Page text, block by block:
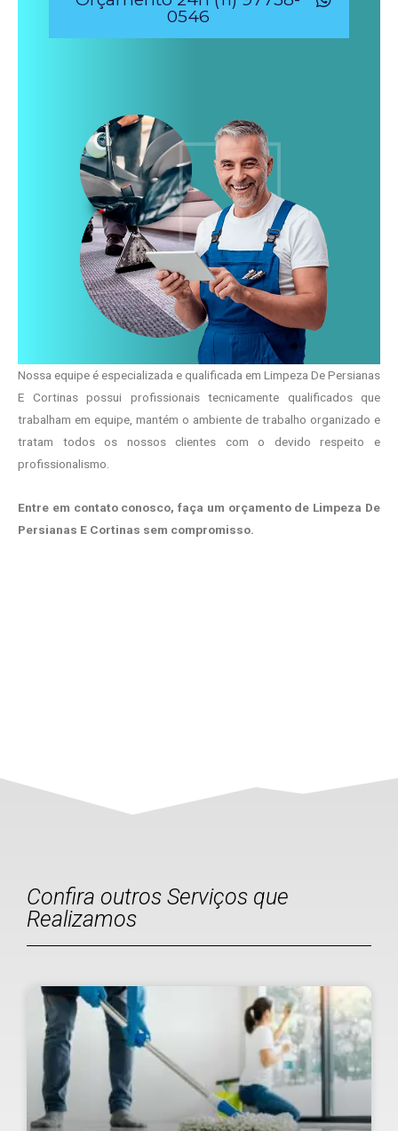
0546
Nossa equipe é especializada e qualificada em Limpeza De Persianas
E Cortinas possui profissionais tecnicamente qualificados que
trabalham em equipe, mantém o ambiente de trabalho organizado e
tratam todos os nossos clientes com o devido respeito e
profissionalismo.
Entre em contato conosco, faça um orçamento de Limpeza De
Persianas E Cortinas sem compromisso.
Confira outros Serviços que
Realizamos